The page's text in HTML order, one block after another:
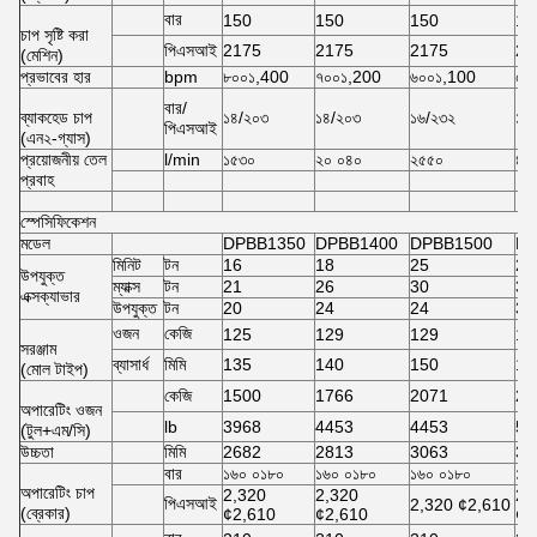
চাপ সৃষ্টি করা
(মেশিন)
বার 150 150 150
পিএসআই 2175 2175 2175
প্রভাবের হার
bpm ৮০০১,400 ৭০০১,200 ৬০০১,100
ব্যাকহেড চাপ
(এন২-গ্যাস)
বার/
পিএসআই
১৪/২০৩ ১৪/২০৩ ১৬/২৩২
প্রয়োজনীয় তেল
প্রবাহ
l/min ১৫৩০ ২০ ০৪০ ২৫৫০
স্পেসিফিকেশন
মডেল
DPBB1350 DPBB1400 DPBB1500
উপযুক্ত
এক্সক্যাভার
মিনিট টন 16 18 25
28
ম্যাক্স
টন 21 26 30
35
উপযুক্ত টন 20 24 24 34
সরঞ্জাম
(মোল টাইপ)
ওজন কেজি 125 129 129
ব্যাসার্ধ
মিমি 135 140 150
অপারেটিং ওজন
(টুল+এম/সি)
কেজি 1500 1766 2071
lb
3968 4453 4453
উচ্চতা
মিমি 2682 2813 3063
অপারেটিং চাপ
(ব্রেকার)
বার ১৬০ ০১৮০ ১৬০ ০১৮০ ১৬০ ০১৮০
পিএসআই 2,320
¢2,610
2,320
¢2,610
2,320 ¢2,610